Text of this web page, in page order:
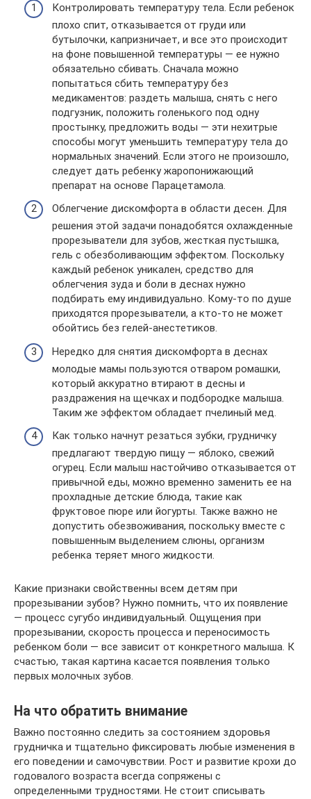
Контролировать температуру тела. Если ребенок
плохо спит, отказывается от груди или
бутылочки, капризничает, и все это происходит
на фоне повышенной температуры — ее нужно
обязательно сбивать. Сначала можно
попытаться сбить температуру без
медикаментов: раздеть малыша, снять с него
подгузник, положить голенького под одну
простынку, предложить воды — эти нехитрые
способы могут уменьшить температуру тела до
нормальных значений. Если этого не произошло,
следует дать ребенку жаропонижающий
препарат на основе Парацетамола.
Облегчение дискомфорта в области десен. Для
решения этой задачи понадобятся охлажденные
прорезыватели для зубов, жесткая пустышка,
гель с обезболивающим эффектом. Поскольку
каждый ребенок уникален, средство для
облегчения зуда и боли в деснах нужно
подбирать ему индивидуально. Кому-то по душе
приходятся прорезыватели, а кто-то не может
обойтись без гелей-анестетиков.
Нередко для снятия дискомфорта в деснах
молодые мамы пользуются отваром ромашки,
который аккуратно втирают в десны и
раздражения на щечках и подбородке малыша.
Таким же эффектом обладает пчелиный мед.
Как только начнут резаться зубки, грудничку
предлагают твердую пищу — яблоко, свежий
огурец. Если малыш настойчиво отказывается от
привычной еды, можно временно заменить ее на
прохладные детские блюда, такие как
фруктовое пюре или йогурты. Также важно не
допустить обезвоживания, поскольку вместе с
повышенным выделением слюны, организм
ребенка теряет много жидкости.
Какие признаки свойственны всем детям при
прорезывании зубов? Нужно помнить, что их появление
— процесс сугубо индивидуальный. Ощущения при
прорезывании, скорость процесса и переносимость
ребенком боли — все зависит от конкретного малыша. К
счастью, такая картина касается появления только
первых молочных зубов.
На что обратить внимание
Важно постоянно следить за состоянием здоровья
грудничка и тщательно фиксировать любые изменения в
его поведении и самочувствии. Рост и развитие крохи до
годовалого возраста всегда сопряжены с
определенными трудностями. Не стоит списывать